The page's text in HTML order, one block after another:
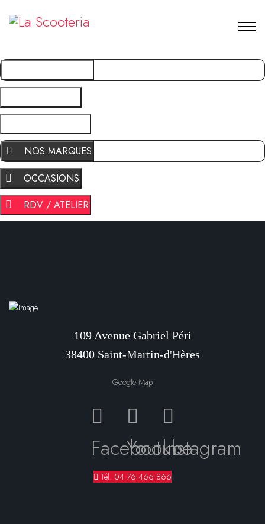
NOS MARQUES
OCCASIONS
RDV / ATELIER
109 Avenue Gabriel Péri
38400 Saint-Martin-d'Hères
Google Map
Facebook
YoutubeInstagram
Tél. 04 76 466 866